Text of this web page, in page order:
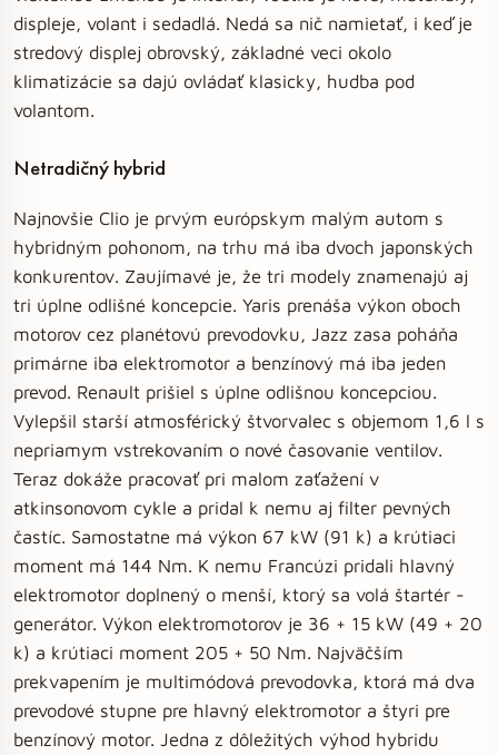
displeje, volant i sedadlá. Nedá sa nič namietať, i keď je
stredový displej obrovský, základné veci okolo
klimatizácie sa dajú ovládať klasicky, hudba pod
volantom.
Netradičný hybrid
Najnovšie Clio je prvým európskym malým autom s
hybridným pohonom, na trhu má iba dvoch japonských
konkurentov. Zaujímavé je, že tri modely znamenajú aj
tri úplne odlišné koncepcie. Yaris prenáša výkon oboch
motorov cez planétovú prevodovku, Jazz zasa poháňa
primárne iba elektromotor a benzínový má iba jeden
prevod. Renault prišiel s úplne odlišnou koncepciou.
Vylepšil starší atmosférický štvorvalec s objemom 1,6 l s
nepriamym vstrekovaním o nové časovanie ventilov.
Teraz dokáže pracovať pri malom zaťažení v
atkinsonovom cykle a pridal k nemu aj filter pevných
častíc. Samostatne má výkon 67 kW (91 k) a krútiaci
moment má 144 Nm. K nemu Francúzi pridali hlavný
elektromotor doplnený o menší, ktorý sa volá štartér ­
generátor. Výkon elektromotorov je 36 + 15 kW (49 + 20
k) a krútiaci moment 205 + 50 Nm. Najväčším
prekvapením je multimódová prevodovka, ktorá má dva
prevodové stupne pre hlavný elektromotor a štyri pre
benzínový motor. Jedna z dôležitých výhod hybridu